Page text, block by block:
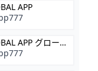
APP
APP グローバ